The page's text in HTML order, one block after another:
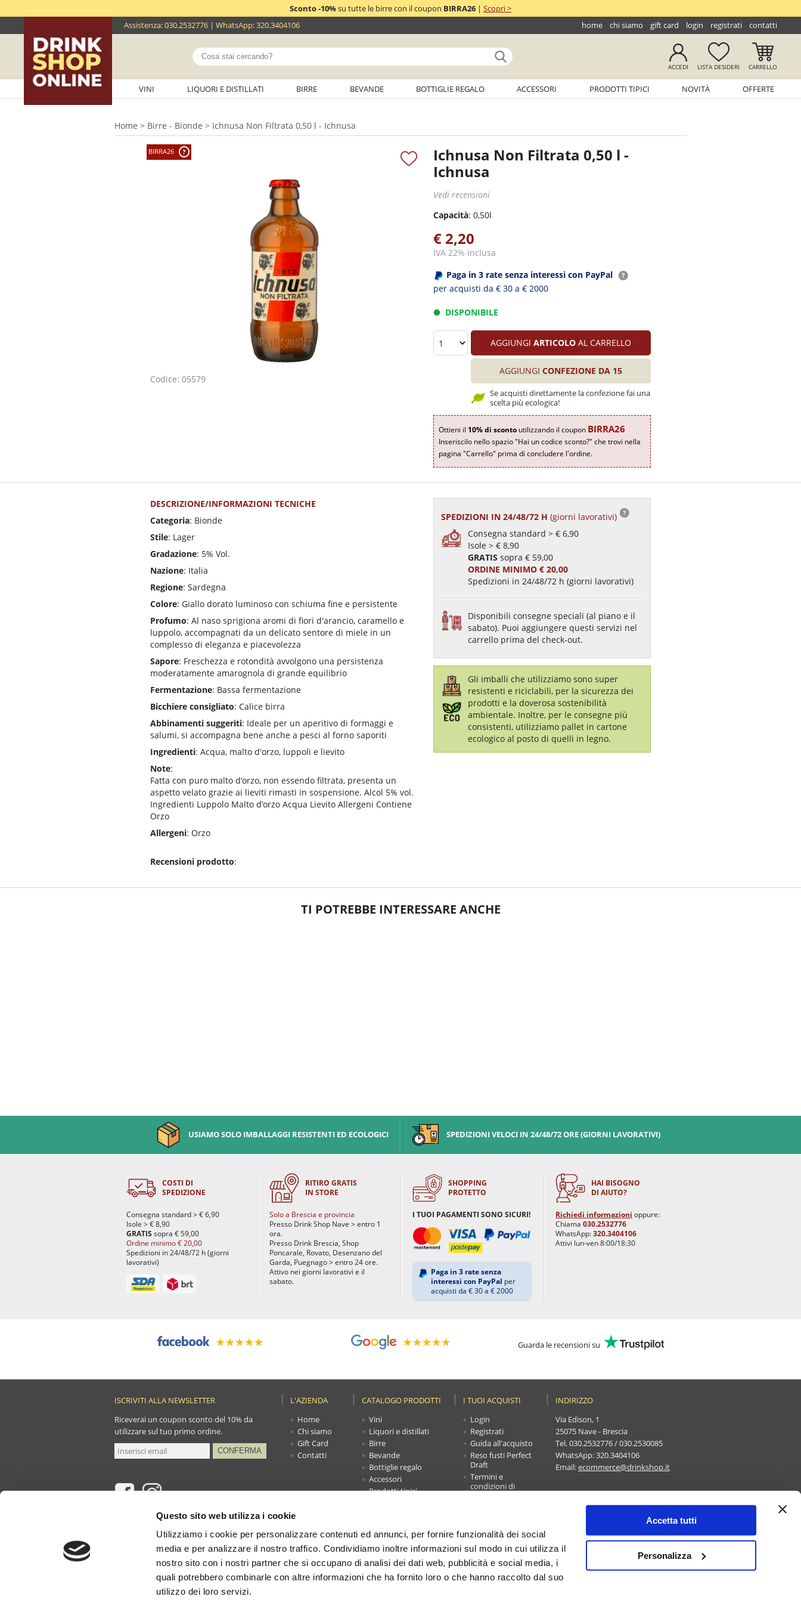
Questo sito web utilizza i cookie
Utilizziamo i cookie per personalizzare contenuti ed annunci, per fornire funzionalità dei social
media e per analizzare il nostro traffico. Condividiamo inoltre informazioni sul modo in cui utilizza il
nostro sito con i nostri partner che si occupano di analisi dei dati web, pubblicità e social media, i
quali potrebbero combinarle con altre informazioni che ha fornito loro o che hanno raccolto dal suo
utilizzo dei loro servizi.
Accetta tutti
Personalizza
Sconto -10%su tutte le birre con il coupon BIRRA26| Scopri >
Assistenza:030.2532776 | WhatsApp:320.3404106 home chi siamo gift card login registrati contatti
ACCEDI LISTADESIDERI CARRELLO
VINI LIQUORI E DISTILLATI BIRRE BEVANDE BOTTIGLIE REGALO ACCESSORI PRODOTTI TIPICI NOVITÀ OFFERTE
Home > Birre - Bionde > Ichnusa Non Filtrata 0,50 l - Ichnusa
BIRRA26
Codice: 05579
Ichnusa Non Filtrata 0,50 l -
Ichnusa
Vedi recensioni
Capacità: 0,50l
€ 2,20
IVA 22% inclusa
Paga in 3 rate senza interessi con PayPal
per acquisti da € 30 a € 2000
DISPONIBILE
AGGIUNGIARTICOLO AL CARRELLO
AGGIUNGICONFEZIONE DA 15
Se acquisti direttamente la confezione fai una
scelta più ecologica!
Ottieni il 10% di sconto utilizzando il coupon BIRRA26
Inseriscilo nello spazio "Hai un codice sconto?" che trovi nella
pagina "Carrello" prima di concludere l'ordine.
DESCRIZIONE/INFORMAZIONI TECNICHE
Categoria: Bionde
Stile: Lager
Gradazione: 5% Vol.
Nazione: Italia
Regione: Sardegna
Colore: Giallo dorato luminoso con schiuma fine e persistente
Profumo: Al naso sprigiona aromi di fiori d'arancio, caramello e
luppolo, accompagnati da un delicato sentore di miele in un
complesso di eleganza e piacevolezza
Sapore: Freschezza e rotondità avvolgono una persistenza
moderatamente amarognola di grande equilibrio
Fermentazione: Bassa fermentazione
Bicchiere consigliato: Calice birra
Abbinamenti suggeriti: Ideale per un aperitivo di formaggi e
salumi, si accompagna bene anche a pesci al forno saporiti
Ingredienti: Acqua, malto d'orzo, luppoli e lievito
Note:
Fatta con puro malto d’orzo, non essendo filtrata, presenta un
aspetto velato grazie ai lieviti rimasti in sospensione. Alcol 5% vol.
Ingredienti Luppolo Malto d’orzo Acqua Lievito Allergeni Contiene
Orzo
Allergeni: Orzo
Recensioni prodotto:
SPEDIZIONI IN 24/48/72 H (giorni lavorativi)
Consegna standard > € 6,90
Isole > € 8,90
GRATIS sopra € 59,00
ORDINE MINIMO € 20,00
Spedizioni in 24/48/72 h (giorni lavorativi)
Disponibili consegne speciali (al piano e il
sabato). Puoi aggiungere questi servizi nel
carrello prima del check-out.
Gli imballi che utilizziamo sono super
resistenti e riciclabili, per la sicurezza dei
prodotti e la doverosa sostenibilità
ambientale. Inoltre, per le consegne più
consistenti, utilizziamo pallet in cartone
ecologico al posto di quelli in legno.
TI POTREBBE INTERESSARE ANCHE
USIAMO SOLO IMBALLAGGI RESISTENTI ED ECOLOGICI SPEDIZIONI VELOCI IN 24/48/72 ORE (GIORNI LAVORATIVI)
COSTI DI
SPEDIZIONE
Consegna standard > € 6,90
Isole > € 8,90
GRATIS sopra € 59,00
Ordine minimo € 20,00
Spedizioni in 24/48/72 h (giorni
lavorativi)
RITIRO GRATIS
IN STORE
Solo a Brescia e provincia
Presso Drink Shop Nave > entro 1
ora.
Presso Drink Brescia, Shop
Poncarale, Rovato, Desenzano del
Garda, Puegnago > entro 24 ore.
Attivo nei giorni lavorativi e il
sabato.
SHOPPING
PROTETTO
I TUOI PAGAMENTI SONO SICURI!
Paga in 3 rate senza
interessi con PayPal per
acquisti da € 30 a € 2000
HAI BISOGNO
DI AIUTO?
Richiedi informazioni oppure:
Chiama 030.2532776
WhatsApp:320.3404106
Attivi lun-ven 8:00/18:30
Guarda le recensioni su
ISCRIVITI ALLA NEWSLETTER
Riceverai un coupon sconto del 10% da
utilizzare sul tuo primo ordine.
L'AZIENDA
Home
Chi siamo
Gift Card
Contatti
CATALOGO PRODOTTI
Vini
Liquori e distillati
Birre
Bevande
Bottiglie regalo
Accessori
Prodotti tipici
I TUOI ACQUISTI
Login
Registrati
Guida all'acquisto
Reso fusti Perfect
Draft
Termini e
condizioni di
INDIRIZZO
Via Edison, 1
25075 Nave - Brescia
Tel.030.2532776/030.2530085
WhatsApp:320.3404106
Email:ecommerce@drinkshop.it
DRINKSHOPby Fusari S.r.l.
P.IVA e C.F. 03150710170 - N. REA BS 333995 – Cap. Soc. € 600.000,00 i.v. |Cookies |Privacy policy